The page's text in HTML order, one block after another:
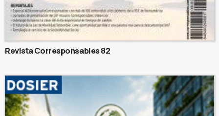
Revista Corresponsables 82